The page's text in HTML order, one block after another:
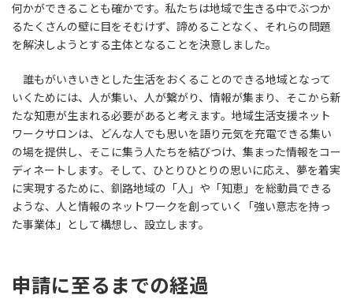
何かができることも確かです。私たちは地域で生きる中でぶつか
るたくさんの壁に目をそむけず、諦めることなく、それらの問題
を解決しようとする主体となることを決意しました。
誰もがいきいきとした生活をおくることのできる地域となって
いくためには、人が集い、人が繋がり、情報が集まり、そこから新
たな知恵が生まれる必要があると考えます。地域生活支援ネット
ワークサロンは、どんな人でも思いを語り元気を充電できる集い
の場を提供し、そこに集う人たちを結びつけ、集まった情報をコー
ディネートします。そして、ひとりひとりの思いに応え、夢を着実
に実現するために、釧路地域の「人」や「知恵」を総動員できる
ような、人と情報のネットワークを創っていく「強い意志を持っ
た事業体」として構想し、設立します。
申請に至るまでの経過